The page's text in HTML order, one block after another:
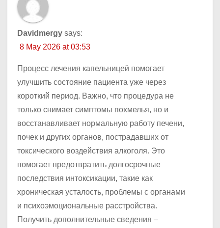
Davidmergy says:
8 May 2026 at 03:53
Процесс лечения капельницей помогает
улучшить состояние пациента уже через
короткий период. Важно, что процедура не
только снимает симптомы похмелья, но и
восстанавливает нормальную работу печени,
почек и других органов, пострадавших от
токсического воздействия алкоголя. Это
помогает предотвратить долгосрочные
последствия интоксикации, такие как
хроническая усталость, проблемы с органами
и психоэмоциональные расстройства.
Получить дополнительные сведения –